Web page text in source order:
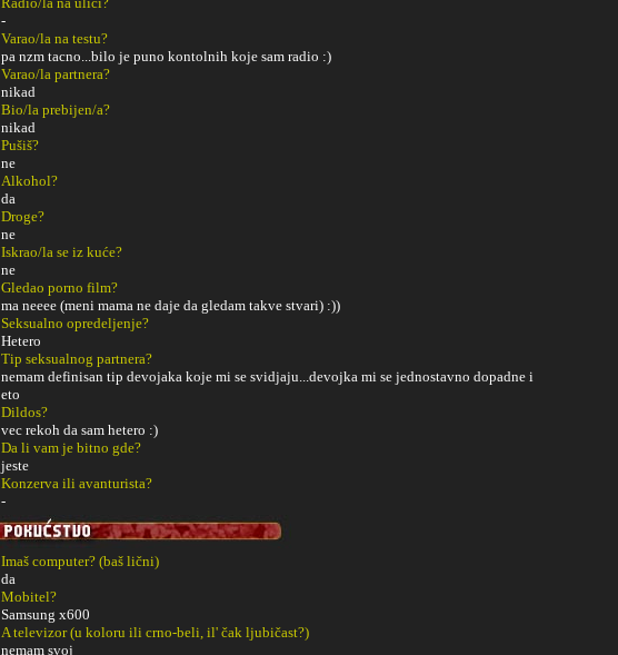
-
Varao/la na testu?
pa nzm tacno...bilo je puno kontolnih koje sam radio :)
Varao/la partnera?
nikad
Bio/la prebijen/a?
nikad
Pušiš?
ne
Alkohol?
da
Droge?
ne
Iskrao/la se iz kuće?
ne
Gledao porno film?
ma neeee (meni mama ne daje da gledam takve stvari) :))
Seksualno opredeljenje?
Hetero
Tip seksualnog partnera?
nemam definisan tip devojaka koje mi se svidjaju...devojka mi se jednostavno dopadne i
eto
Dildos?
vec rekoh da sam hetero :)
Da li vam je bitno gde?
jeste
Konzerva ili avanturista?
-
Imaš computer? (baš lični)
da
Mobitel?
Samsung x600
A televizor (u koloru ili crno-beli, il' čak ljubičast?)
nemam svoj